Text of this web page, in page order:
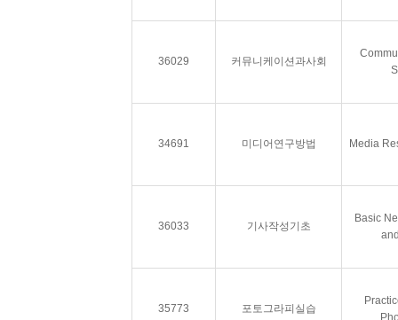
36029 커뮤니케이션과사회
34691 미디어연구방법 Media
36033 기사작성기초
Basic
35773 포토그라피실습